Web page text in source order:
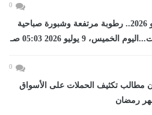
0
طقس الخميس 9 يوليو 2026.. رطوبة مرتفعة وشبورة صباحية
9 يوليو 2026 05:03 صـ
0
مطالب تكثيف الحملات على الأسواق
رمضان